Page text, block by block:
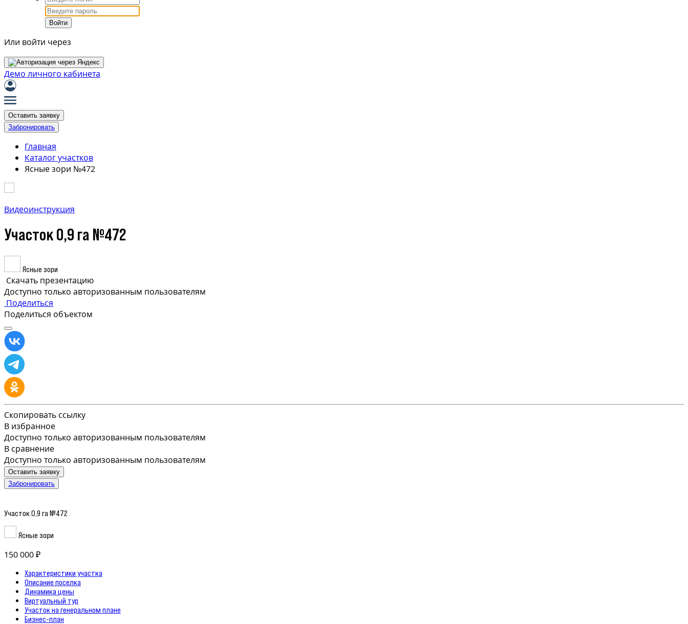
Войти
Или войти через
Демо личного кабинета
Оставить заявку
Забронировать
Главная
Каталог участков
Ясные зори №472
Видеоинструкция
Участок 0,9 га №472
Ясные зори
Скачать презентацию
Доступно только авторизованным пользователям
Поделиться
Поделиться объектом
Скопировать ссылку
В избранное
Доступно только авторизованным пользователям
В сравнение
Доступно только авторизованным пользователям
Оставить заявку
Забронировать
Участок 0,9 га №472
Ясные зори
150 000 ₽
Характеристики участка
Описание поселка
Динамика цены
Виртуальный тур
Участок на генеральном плане
Бизнес-план